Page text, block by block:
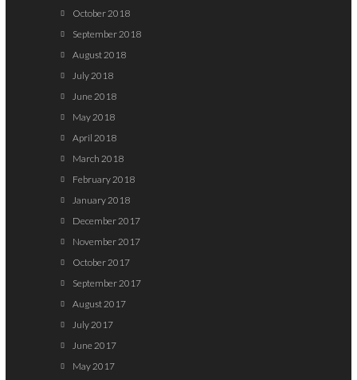
October 2018
September 2018
August 2018
July 2018
June 2018
May 2018
April 2018
March 2018
February 2018
January 2018
December 2017
November 2017
October 2017
September 2017
August 2017
July 2017
June 2017
May 2017